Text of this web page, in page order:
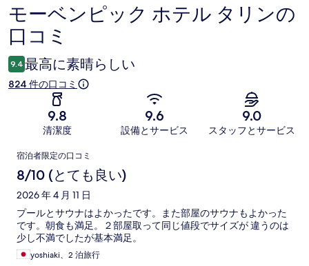
口
コ
ミ
モーベンピック ホテル タリンの
口コミ
9.4 最高に素晴らしい
824 件の口コミ
9.8
清潔度
9.6
設備とサービス
9.0
スタッフとサービス
口
コ
ミ
宿泊者限定の口コミ
8/10 (とても良い)
2026 年 4 月 11 日
プールとサウナはよかったです。また部屋のサウナもよかった
です。朝食も満足。２部屋取って同じ値段でサイズが 違うのは
少し不満でしたが基本満足。
yoshiaki、2 泊旅行